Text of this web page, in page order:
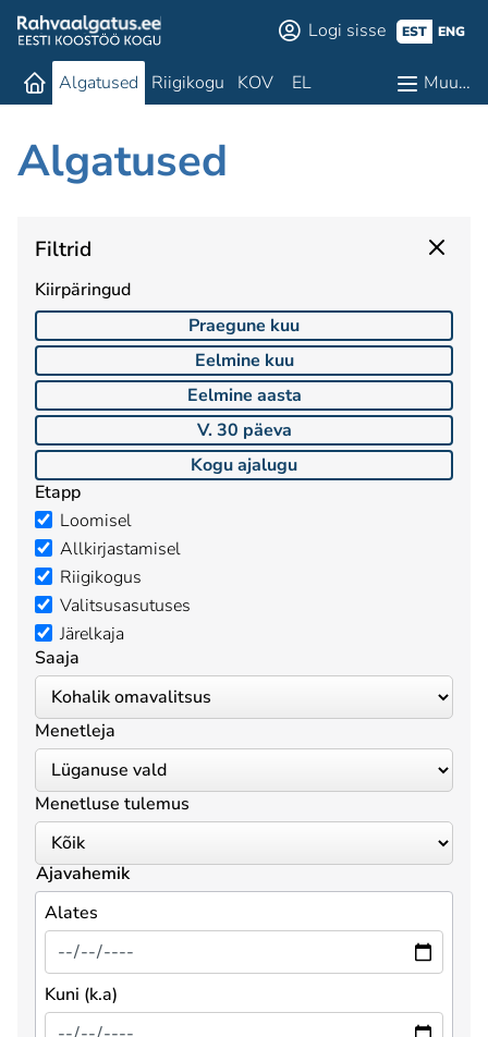
Logi sisse EST ENG
Algatused Riigikogu KOV EL Muu…
Algatused
Filtrid
Kiirpäringud
Praegune kuu
Eelmine kuu
Eelmine aasta
V. 30 päeva
Kogu ajalugu
Etapp
Loomisel
Allkirjastamisel
Riigikogus
Valitsusasutuses
Järelkaja
Saaja
Menetleja
Menetluse tulemus
Ajavahemik
Alates
Kuni (k.a)